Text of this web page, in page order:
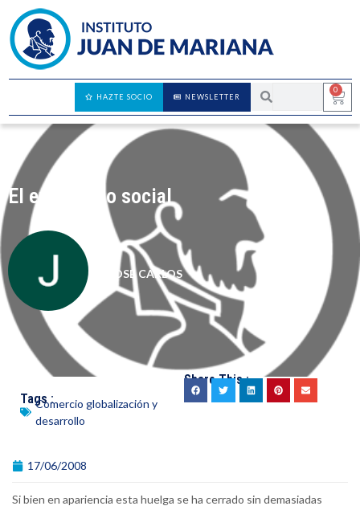
0
NEWSLETTER
HAZTE SOCIO
El entramado social
JOSÉ CARLOS
Tags :
Comercio globalización y
desarrollo
Share This :
17/06/2008
Si bien en apariencia esta huelga se ha cerrado sin demasiadas